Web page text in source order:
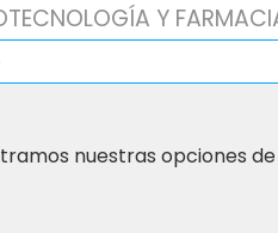
Y
nuestras opciones